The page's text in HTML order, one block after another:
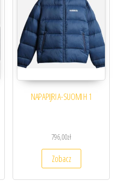
NAPAPIJRI A-SUOMI H 1
796,00zł
Zobacz